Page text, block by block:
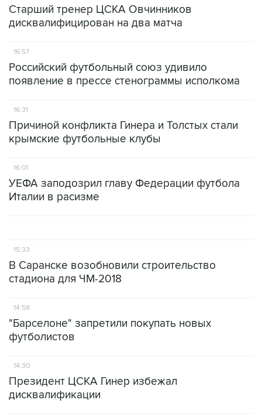
Старший тренер ЦСКА Овчинников
дисквалифицирован на два матча
16:57
Российский футбольный союз удивило
появление в прессе стенограммы исполкома
16:31
Причиной конфликта Гинера и Толстых стали
крымские футбольные клубы
16:01
УЕФА заподозрил главу Федерации футбола
Италии в расизме
15:33
В Саранске возобновили строительство
стадиона для ЧМ-2018
14:58
"Барселоне" запретили покупать новых
футболистов
14:30
Президент ЦСКА Гинер избежал
дисквалификации